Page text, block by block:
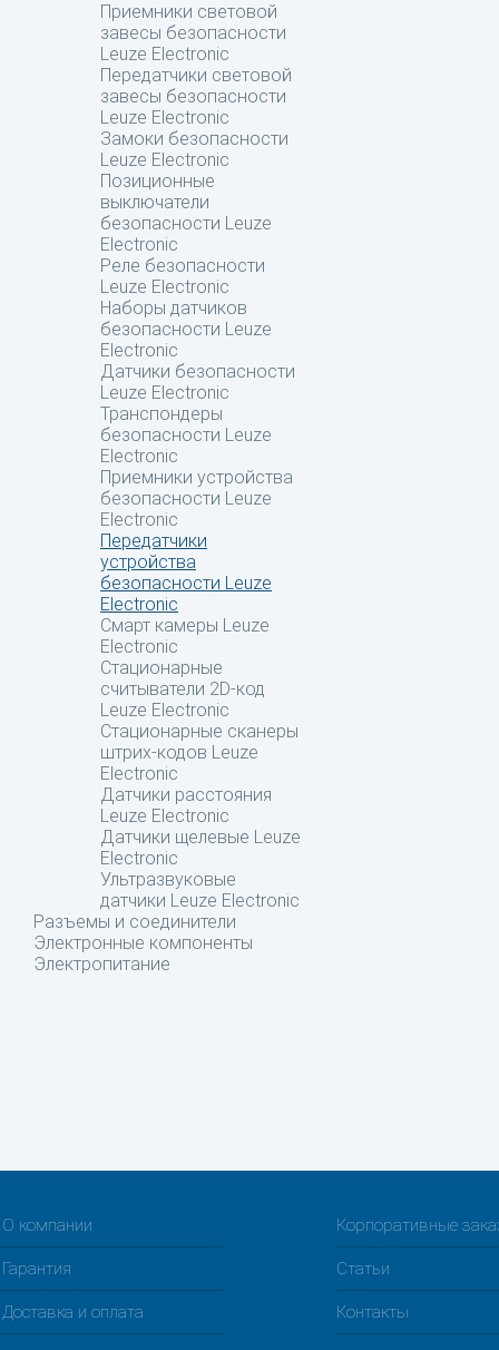
Приемники световой
завесы безопасности
Leuze Electronic
Передатчики световой
завесы безопасности
Leuze Electronic
Замоки безопасности
Leuze Electronic
Позиционные
выключатели
безопасности Leuze
Electronic
Реле безопасности
Leuze Electronic
Наборы датчиков
безопасности Leuze
Electronic
Датчики безопасности
Leuze Electronic
Транспондеры
безопасности Leuze
Electronic
Приемники устройства
безопасности Leuze
Electronic
Передатчики
устройства
безопасности Leuze
Electronic
Смарт камеры Leuze
Electronic
Стационарные
считыватели 2D-код
Leuze Electronic
Стационарные сканеры
штрих-кодов Leuze
Electronic
Датчики расстояния
Leuze Electronic
Датчики щелевые Leuze
Electronic
Ультразвуковые
датчики Leuze Electronic
Разъемы и соединители
Электронные компоненты
Электропитание
О компании Корпоративные
Гарантия Статьи
Доставка и оплата Контакты